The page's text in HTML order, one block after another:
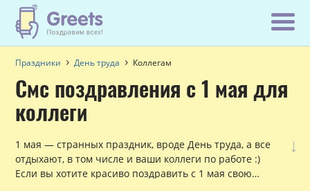
Праздники День труда Коллегам
Смс поздравления с 1 мая для
коллеги
↓
1 мая — странных праздник, вроде День труда, а все
отдыхают, в том числе и ваши коллеги по работе :)
Если вы хотите красиво поздравить с 1 мая свою